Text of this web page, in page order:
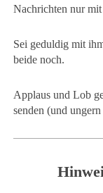
Nachrichten nur
Sei geduldig mit
beide noch.
Applaus und Lob
senden (und